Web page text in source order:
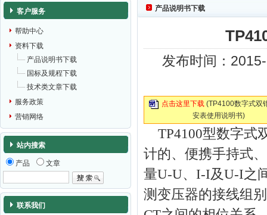
客户服务
帮助中心
资料下载
产品说明书下载
国标及规程下载
技术类文章下载
服务政策
营销网络
站内搜索
产品 文章
联系我们
产品说明书下载
发布时间：
点击这里下载 (TP4100数字式双
安表使用说明书)
TP4100型数字式
计的、便携手持式
量U-U、I-I及U-I之
测变压器的接线组